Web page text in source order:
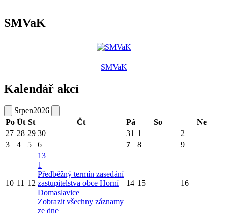
SMVaK
SMVaK
Kalendář akcí
Srpen2026
Po Út St Čt Pá So
Ne
27 28 29 30 31 1
2
3
4 5 6 7 8 9
10 11 12
13
1
Předběžný termín zasedání
zastupitelstva obce Horní
Domaslavice
Zobrazit všechny záznamy
ze dne
14 15 16